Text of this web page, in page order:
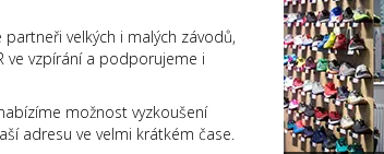
velkých i malých závodů,
ve vzpírání a podporujeme i
možnost vyzkoušení
adresu ve velmi krátkém čase.